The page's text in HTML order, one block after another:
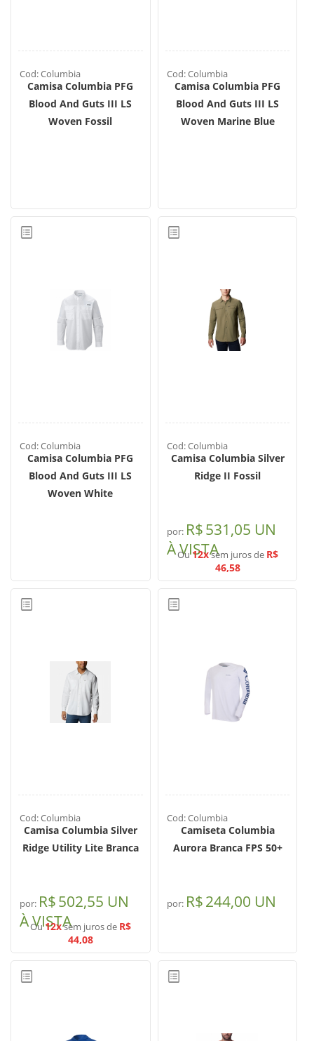
Cod: Columbia
Camisa Columbia PFG
Blood And Guts III LS
Woven Fossil
Cod: Columbia
Camisa Columbia PFG
Blood And Guts III LS
Woven Marine Blue
Cod: Columbia
Camisa Columbia PFG
Blood And Guts III LS
Woven White
Cod: Columbia
Camisa Columbia Silver
Ridge II Fossil
por: R$531,05 UN
À VISTA
Ou 12xsem juros de R$
46,58
Cod: Columbia
Camisa Columbia Silver
Ridge Utility Lite Branca
por: R$502,55 UN
À VISTA
Ou 12xsem juros de R$
44,08
Cod: Columbia
Camiseta Columbia
Aurora Branca FPS 50+
por: R$244,00 UN